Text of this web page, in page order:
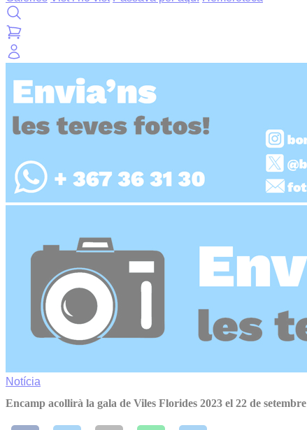
Notícia
Encamp acollirà la gala de Viles Florides 2023 el 22 de setembre